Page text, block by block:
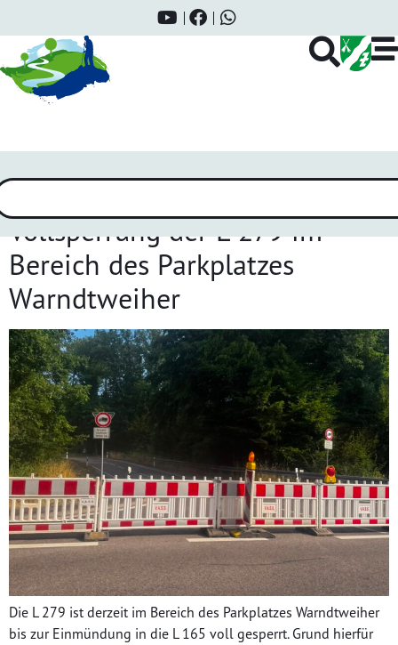
Schlagwort:Warndtweiher
Vollsperrung der L 279 im
Bereich des Parkplatzes
Warndtweiher
Die L 279 ist derzeit im Bereich des Parkplatzes Warndtweiher
bis zur Einmündung in die L 165 voll gesperrt. Grund hierfür